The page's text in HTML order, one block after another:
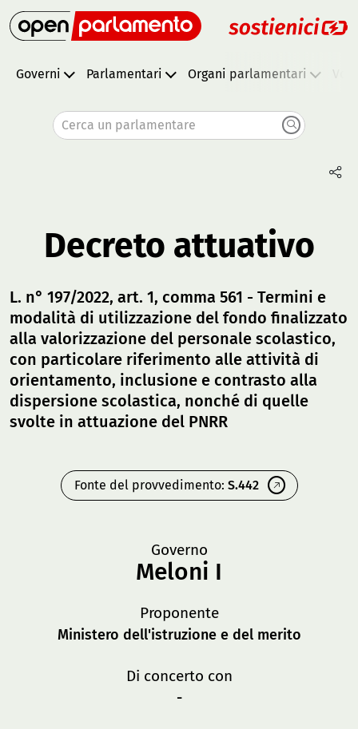
Governi Parlamentari Organi parlamentari
Cerca un parlamentare
Decreto attuativo
L. n° 197/2022, art. 1, comma 561 - Termini e
modalità di utilizzazione del fondo finalizzato
alla valorizzazione del personale scolastico,
con particolare riferimento alle attività di
orientamento, inclusione e contrasto alla
dispersione scolastica, nonché di quelle
svolte in attuazione del PNRR
Fonte del provvedimento: S.442
Governo
Meloni I
Proponente
Ministero dell'istruzione e del merito
Di concerto con
-